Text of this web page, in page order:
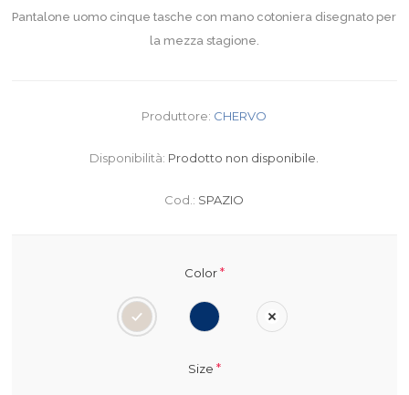
Pantalone uomo cinque tasche con mano cotoniera disegnato per
la mezza stagione.
Produttore: CHERVO
Disponibilità: Prodotto non disponibile.
Cod.: SPAZIO
Color*
Size *